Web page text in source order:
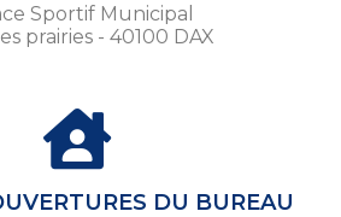
Sportif Municipal
prairies - 40100 DAX
DU BUREAU